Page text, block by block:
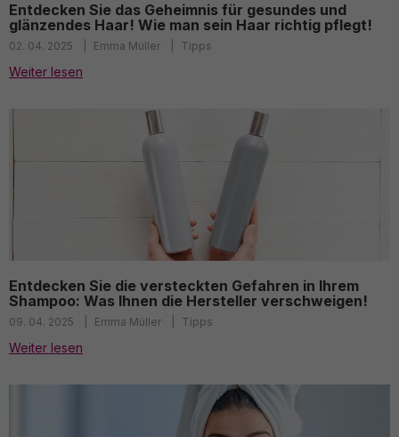
Entdecken Sie das Geheimnis für gesundes und
glänzendes Haar! Wie man sein Haar richtig pflegt!
02. 04. 2025 Emma Müller Tipps
Weiter lesen
Entdecken Sie die versteckten Gefahren in Ihrem
Shampoo: Was Ihnen die Hersteller verschweigen!
09. 04. 2025 Emma Müller Tipps
Weiter lesen